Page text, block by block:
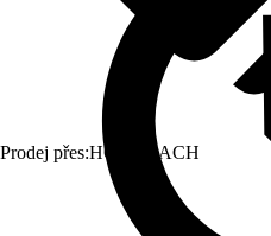
Prodej přes:HORNBACH